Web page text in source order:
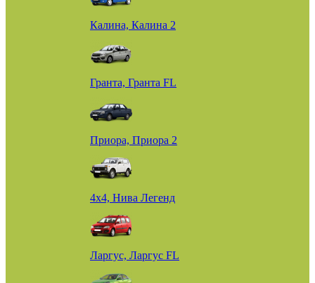
Калина, Калина 2
Гранта, Гранта FL
Приора, Приора 2
4х4, Нива Легенд
Ларгус, Ларгус FL